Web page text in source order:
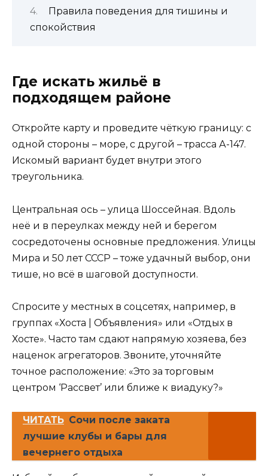
Правила поведения для тишины и
спокойствия
Где искать жильё в
подходящем районе
Откройте карту и проведите чёткую границу: с
одной стороны – море, с другой – трасса А-147.
Искомый вариант будет внутри этого
треугольника.
Центральная ось – улица Шоссейная. Вдоль
неё и в переулках между ней и берегом
сосредоточены основные предложения. Улицы
Мира и 50 лет СССР – тоже удачный выбор, они
тише, но всё в шаговой доступности.
Спросите у местных в соцсетях, например, в
группах «Хоста | Объявления» или «Отдых в
Хосте». Часто там сдают напрямую хозяева, без
наценок агрегаторов. Звоните, уточняйте
точное расположение: «Это за торговым
центром ‘Рассвет’ или ближе к виадуку?»
ЧИТАТЬ Сочи после заката
лучшие клубы и бары для
вечернего отдыха